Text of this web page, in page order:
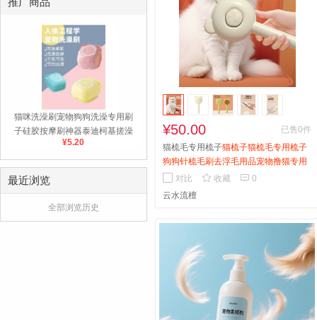
猫咪洗澡刷宠物狗狗洗澡专用刷
子硅胶按摩刷神器泰迪柯基搓澡
¥5.20
最近浏览
全部浏览历史
¥50.00
已售0件
猫梳毛专用梳子猫梳子猫梳毛专用梳子
狗狗针梳毛刷去浮毛用品宠物撸猫专用
猫饼制
对比  收藏  0
云水流檀